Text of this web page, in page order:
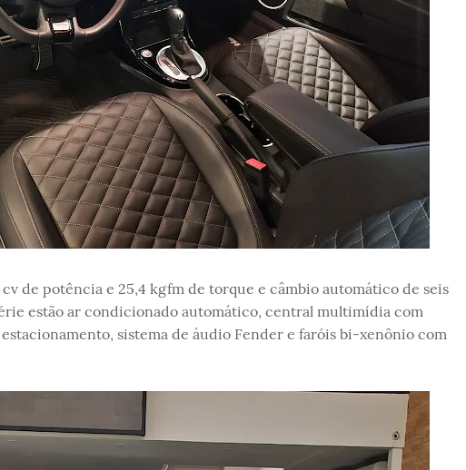
de potência e 25,4 kgfm de torque e câmbio automático de seis
estão ar condicionado automático, central multimídia com
estacionamento, sistema de áudio Fender e faróis bi-xenônio com